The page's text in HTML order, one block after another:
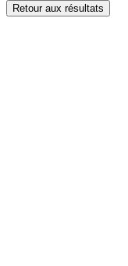
Retour aux résultats